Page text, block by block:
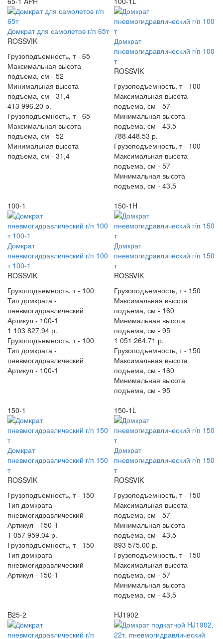
Домкрат для самолетов г/п 65т
ROSSVIK
Грузоподъемность, т - 65
Максимальная высота
подъема, см - 52
Минимальная высота
подъема, см - 31,4
413 996.20 р.
Грузоподъемность, т - 65
Максимальная высота
подъема, см - 52
Минимальная высота
подъема, см - 31,4
Домкрат
пневмогидравлический г/п 100
т
ROSSVIK
Грузоподъемность, т - 100
Максимальная высота
подъема, см - 57
Минимальная высота
подъема, см - 43,5
788 448.53 р.
Грузоподъемность, т - 100
Максимальная высота
подъема, см - 57
Минимальная высота
подъема, см - 43,5
100-1
Домкрат
пневмогидравлический г/п 100
т 100-1
ROSSVIK
Грузоподъемность, т - 100
Тип домкрата -
пневмогидравлический
Артикул - 100-1
1 103 827.94 р.
Грузоподъемность, т - 100
Тип домкрата -
пневмогидравлический
Артикул - 100-1
150-1H
Домкрат
пневмогидравлический г/п 150
т
ROSSVIK
Грузоподъемность, т - 150
Максимальная высота
подъема, см - 160
Минимальная высота
подъема, см - 95
1 051 264.71 р.
Грузоподъемность, т - 150
Максимальная высота
подъема, см - 160
Минимальная высота
подъема, см - 95
150-1
Домкрат
пневмогидравлический г/п 150
т
ROSSVIK
Грузоподъемность, т - 150
Тип домкрата -
пневмогидравлический
Артикул - 150-1
1 057 959.04 р.
Грузоподъемность, т - 150
Тип домкрата -
пневмогидравлический
Артикул - 150-1
150-1L
Домкрат
пневмогидравлический г/п 150
т
ROSSVIK
Грузоподъемность, т - 150
Максимальная высота
подъема, см - 57
Минимальная высота
подъема, см - 43,5
893 575.00 р.
Грузоподъемность, т - 150
Максимальная высота
подъема, см - 57
Минимальная высота
подъема, см - 43,5
B25-2
HJ1902